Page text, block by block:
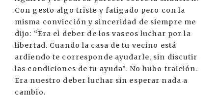
Con gesto algo triste y fatigado pero con la
misma convicción y sinceridad de siempre me
dijo: “Era el deber de los vascos luchar por la
libertad. Cuando la casa de tu vecino está
ardiendo te corresponde ayudarle, sin discutir
las condiciones de tu ayuda”. No hubo traición.
Era nuestro deber luchar sin esperar nada a
cambio.